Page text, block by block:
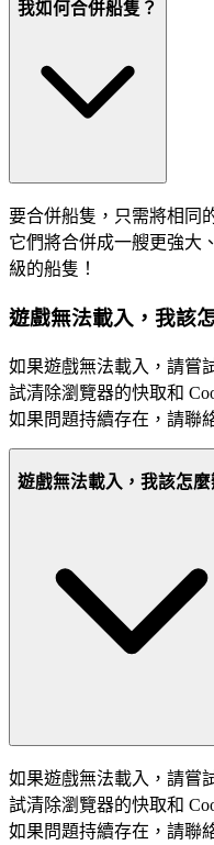
我如何合併船隻？
要合併船隻，只需將相同
它們將合併成一艘更強大
級的船隻！
遊戲無法載入，我該
如果遊戲無法載入，請嘗
試清除瀏覽器的快取和
如果問題持續存在，請聯
遊戲無法載入，我該怎麼
如果遊戲無法載入，請嘗
試清除瀏覽器的快取和
如果問題持續存在，請聯